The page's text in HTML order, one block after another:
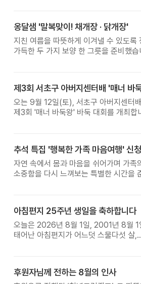
옹달샘 '말복맞이! 채개장 · 닭개장'
지친 여름을 따뜻하게 이겨낼 수 있도록
가득한 두 가지 보양 한 그릇을 준비했습
오는 9월 12일(토), 서초구 아버지센터배
제3회 '매너 바둑왕' 바둑 대회를 개최합
추석 특집 '행복한 가족 마음여행' 신
자연 속에서 몸과 마음을 쉬어가며 가족의
소중함을 다시 느껴보는 특별한 시간을
아침편지 25주년 생일을 축하합니다
오늘은 2026년 8월 1일, 2001년 8월 1
태어난 아침편지가 어느덧 스물다섯 살,
후원자님께 전하는 8월의 인사